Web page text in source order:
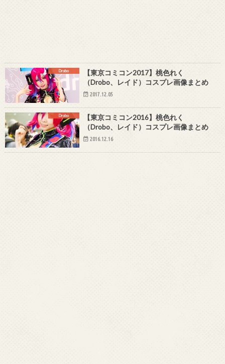
Drobo
【東京コミコン2017】桃色れく
（Drobo、レイド）コスプレ画像まとめ
2017.12.05
Drobo
【東京コミコン2016】桃色れく
（Drobo、レイド）コスプレ画像まとめ
2016.12.16